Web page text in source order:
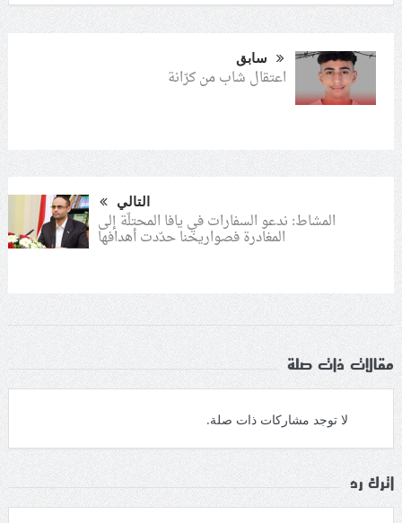
سابق
اعتقال شاب من كرّانة
التالي
المشاط: ندعو السفارات في يافا المحتلّة إلى
المغادرة فصواريخنا حدّدت أهدافها
مقالات ذات صلة
لا توجد مشاركات ذات صلة.
اترك رد